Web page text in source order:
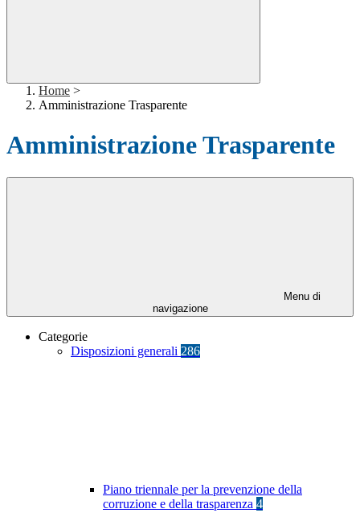
Home >
Amministrazione Trasparente
Amministrazione Trasparente
Menu di
navigazione
Categorie
Disposizioni generali 286
Piano triennale per la prevenzione della
corruzione e della trasparenza 4